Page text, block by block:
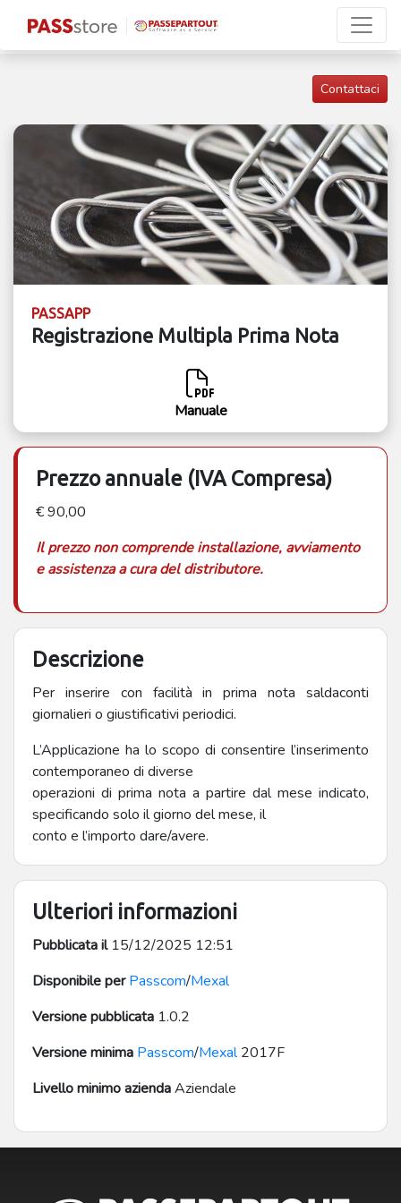
Contattaci
PASSAPP
Registrazione Multipla Prima Nota
Manuale
Prezzo annuale (IVA Compresa)
€ 90,00
Il prezzo non comprende installazione, avviamento
e assistenza a cura del distributore.
Descrizione
Per inserire con facilità in prima nota saldaconti
giornalieri o giustificativi periodici.
L’Applicazione ha lo scopo di consentire l’inserimento
contemporaneo di diverse
operazioni di prima nota a partire dal mese indicato,
specificando solo il giorno del mese, il
conto e l’importo dare/avere.
Ulteriori informazioni
Pubblicata il15/12/2025 12:51
Disponibile per Passcom/Mexal
Versione pubblicata 1.0.2
Versione minima Passcom/Mexal2017F
Livello minimo aziendaAziendale